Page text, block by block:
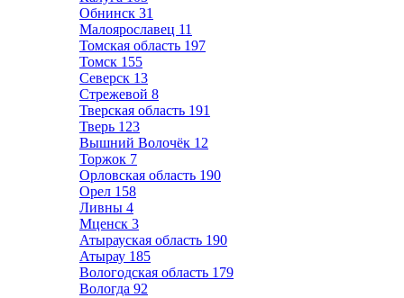
Обнинск 31
Малоярославец 11
Томская область 197
Томск 155
Северск 13
Стрежевой 8
Тверская область 191
Тверь 123
Вышний Волочёк 12
Торжок 7
Орловская область 190
Орел 158
Ливны 4
Мценск 3
Атырауская область 190
Атырау 185
Вологодская область 179
Вологда 92